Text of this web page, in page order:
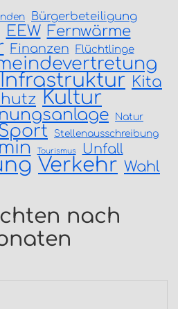
Bürgerbeteiligung
EEW Fernwärme
Finanzen Flüchtlinge
Infrastruktur Kita
Kultur
Natur
Stellenausschreibung
Tourismus Unfall
Verkehr Wahl
nach